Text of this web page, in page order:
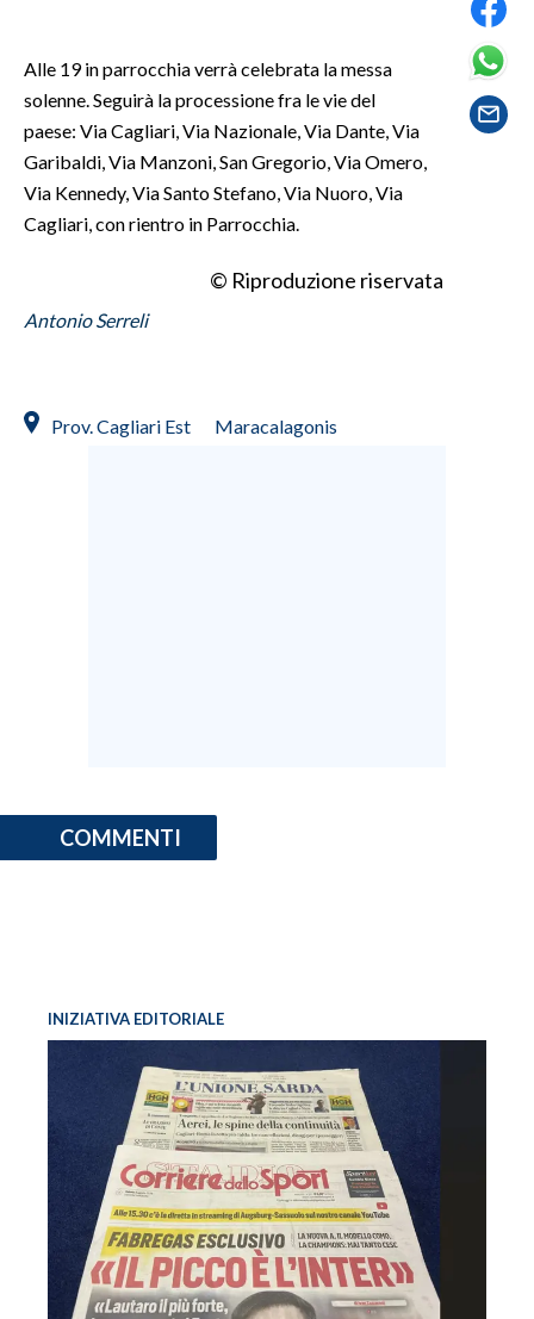
SALUTE
SARDEGNA TURISMO
NOTIZIE
#CARAUNIONE
INSULARITÀ
Alle 19 in parrocchia verrà celebrata la messa
solenne. Seguirà la processione fra le vie del
paese: Via Cagliari, Via Nazionale, Via Dante, Via
Garibaldi, Via Manzoni, San Gregorio, Via Omero,
Via Kennedy, Via Santo Stefano, Via Nuoro, Via
Cagliari, con rientro in Parrocchia.
© Riproduzione riservata
Antonio Serreli
Prov. Cagliari Est Maracalagonis
COMMENTI
INIZIATIVA EDITORIALE